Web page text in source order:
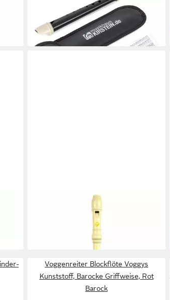
Blockflöte Garklein Flöte -
Sopranino-Blockflöte aus Kunststoff
13,89 €
in 3-4 Werktagen bei dir
Blockflöte Voggys Kunststoff,
Barocke Griffweise, Weiß
in 2-3 Werktagen bei dir
Voggenreiter Blockflöte Voggys
Kunststoff, Barocke Griffweise, Rot
Barock